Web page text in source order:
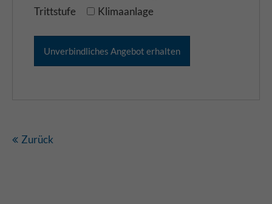
Trittstufe
Klimaanlage
Zurück